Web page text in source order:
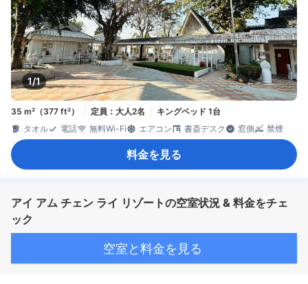
1/1
35 m²（377 ft²） 定員：大人2名
キングベッド 1台
タオル
電話 無料Wi-Fi エアコン 書斎デスク 窓側 禁煙
料金を見る
アイ アム チェン ライ リゾートの空室状況 & 料金をチェ
ック
空室と料金を見る